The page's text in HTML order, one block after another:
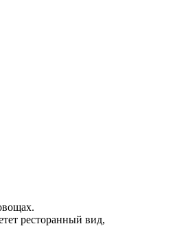
ресторанный вид,